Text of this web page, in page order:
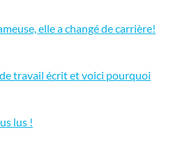
elle a changé de carrière!
travail écrit et voici pourquoi
lus !